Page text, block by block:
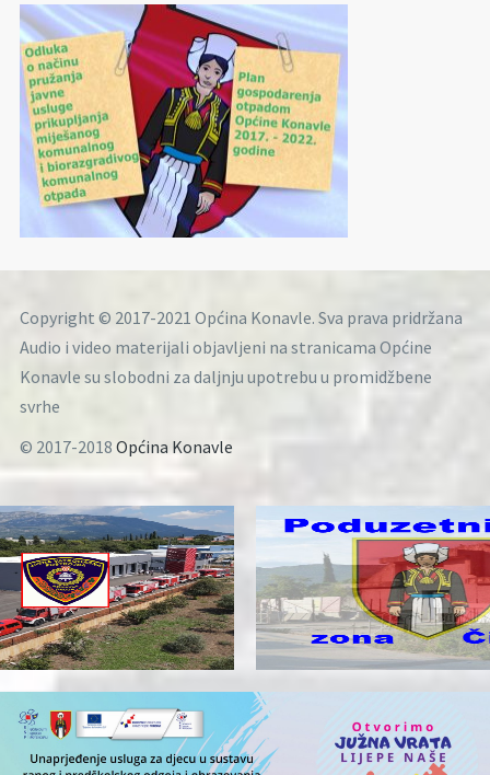
Copyright © 2017-2021 Općina Konavle. Sva prava pridržana
Audio i video materijali objavljeni na stranicama Općine
Konavle su slobodni za daljnju upotrebu u promidžbene
svrhe
© 2017-2018 Općina Konavle